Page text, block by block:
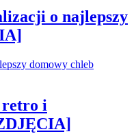
o najlepszy
retro i